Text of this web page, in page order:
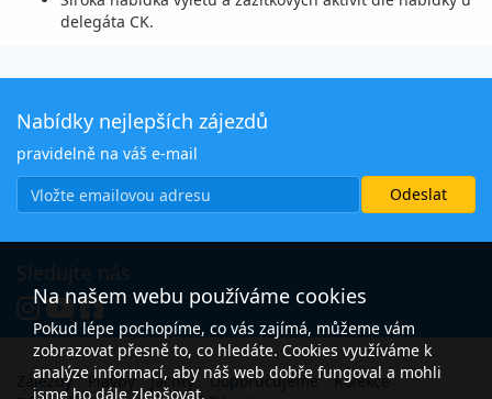
delegáta CK.
Nabídky nejlepších zájezdů
pravidelně na váš e-mail
Zájezdy Plavby Jachty Doporučujeme
Kolekce
Na našem webu používáme cookies
Pokud lépe pochopíme, co vás zajímá, můžeme vám
zobrazovat přesně to, co hledáte. Cookies využíváme k
analýze informací, aby náš web dobře fungoval a mohli
jsme ho dále zlepšovat.